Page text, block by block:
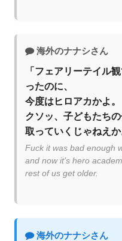
海外のナナシさん
「フェアリーテイル
ったのに、
今度はヒロアカかよ。
クソッ、子どもたち
取っていくじゃねえか
Fuck it was bad enough
and now it’s hero
rest of us get older.
海外のナナシさん